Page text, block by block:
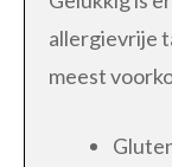
allergievrije
meest